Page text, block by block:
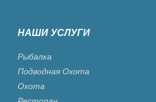
НАШИ УСЛУГИ
Рыбалка
Подводная Охота
Охота